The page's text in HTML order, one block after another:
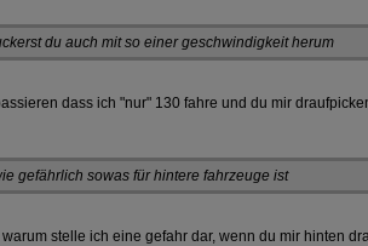
du auch mit so einer geschwindigkeit herum
dass ich "nur" 130 fahre und du mir
gefährlich sowas für hintere fahrzeuge ist
stelle ich eine gefahr dar, wenn du mir hinten